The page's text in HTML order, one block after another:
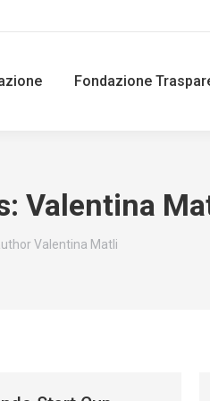
Fondazione
Valentina
Valentina Matli